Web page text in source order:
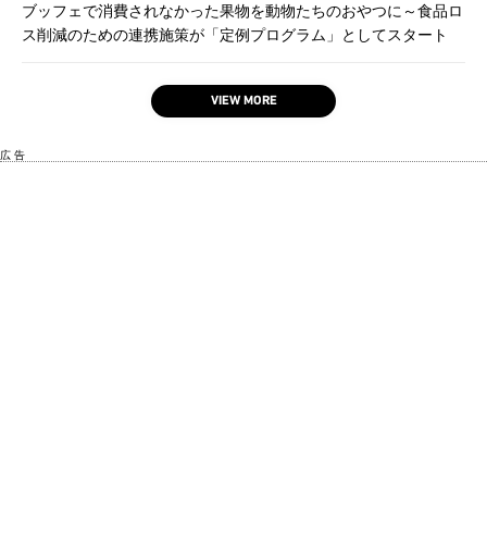
ブッフェで消費されなかった果物を動物たちのおやつに～食品ロ
ス削減のための連携施策が「定例プログラム」としてスタート
VIEW MORE
広 告